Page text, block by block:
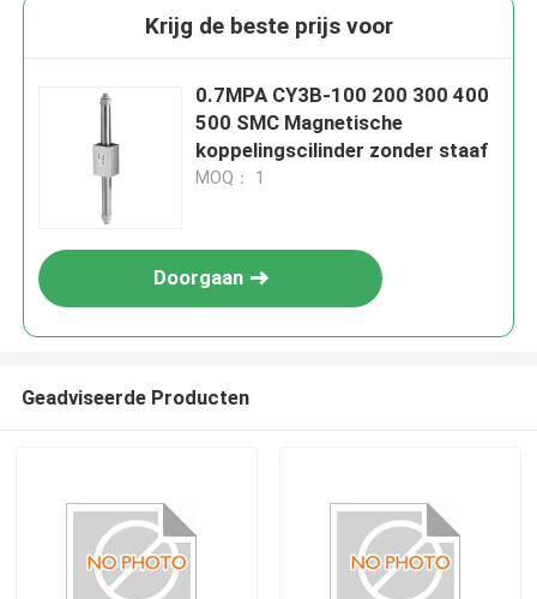
Krijg de beste prijs voor
0.7MPA CY3B-100 200 300 400
500 SMC Magnetische
koppelingscilinder zonder staaf
MOQ： 1
Doorgaan
Geadviseerde Producten